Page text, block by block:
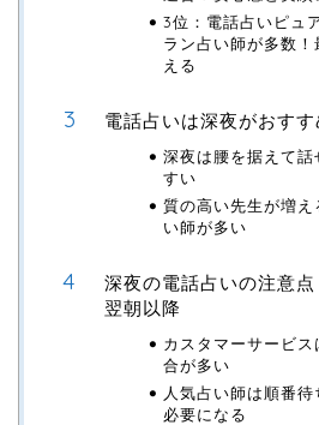
3位：電話占いピュ
ラン占い師が多数
える
電話占いは深夜がおす
深夜は腰を据えて
すい
質の高い先生が増
い師が多い
深夜の電話占いの注意
翌朝以降
カスタマーサービ
合が多い
人気占い師は順番
必要になる